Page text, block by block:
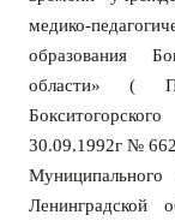
медико-
образования
области» (
30.09.1992г №